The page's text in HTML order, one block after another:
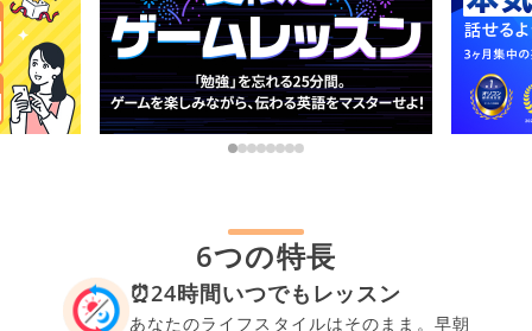
6つの特長
⏰24時間いつでもレッスン
あなたのライフスタイルはそのまま。早朝